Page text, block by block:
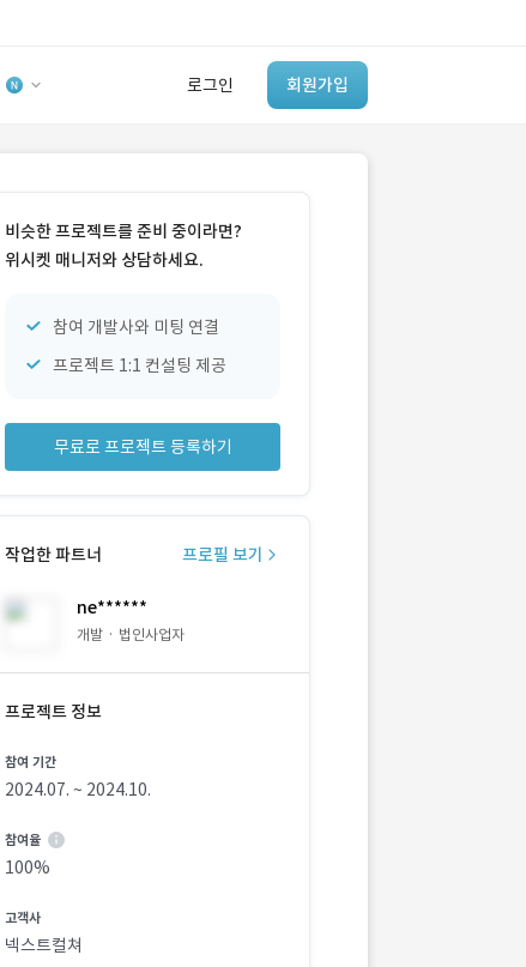
로그인 회원가입
‘이런 거’ 만들어본
개발 회사 있어?
비슷한 프로젝트를 준비 중이라면?
위시켓 매니저와 상담하세요.
참여 개발사와 미팅 연결
프로젝트 1:1 컨설팅 제공
무료로 프로젝트 등록하기
작업한 파트너 프로필 보기
ne******
개발 · 법인사업자
프로젝트 정보
참여 기간
2024.07. ~ 2024.10.
참여율
100%
고객사
넥스트컬쳐